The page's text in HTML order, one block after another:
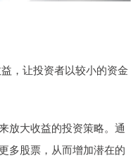
，让投资者以较小的资金
放大收益的投资策略。通
多股票，从而增加潜在的